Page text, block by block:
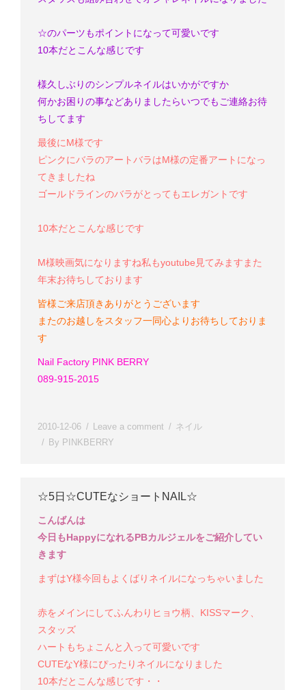
☆のパーツもポイントになって可愛いです
10本だとこんな感じです
様久しぶりのシンプルネイルはいかがですか
何かお困りの事などありましたらいつでもご連絡お待
ちしてます
最後にM様です
ピンクにバラのアートバラはM様の定番アートになっ
てきましたね
ゴールドラインのバラがとってもエレガントです
10本だとこんな感じです
M様映画気になりますね私もyoutube見てみます また
年末お待ちしております
皆様ご来店頂きありがとうございます
またのお越しをスタッフ一同心よりお待ちしておりま
す
Nail Factory PINK BERRY
089-915-2015
2010-12-06 Leave a comment
ネイル
By PINKBERRY
☆5日☆CUTEなショートNAIL☆
こんばんは
今日もHappyになれるPBカルジェルをご紹介してい
きます
まずはY様今回もよくばりネイルになっちゃいました
赤をメインにしてふんわりヒョウ柄、KISSマーク、
スタッズ
ハートもちょこんと入って可愛いです
CUTEなY様にぴったりネイルになりました
10本だとこんな感じです・・